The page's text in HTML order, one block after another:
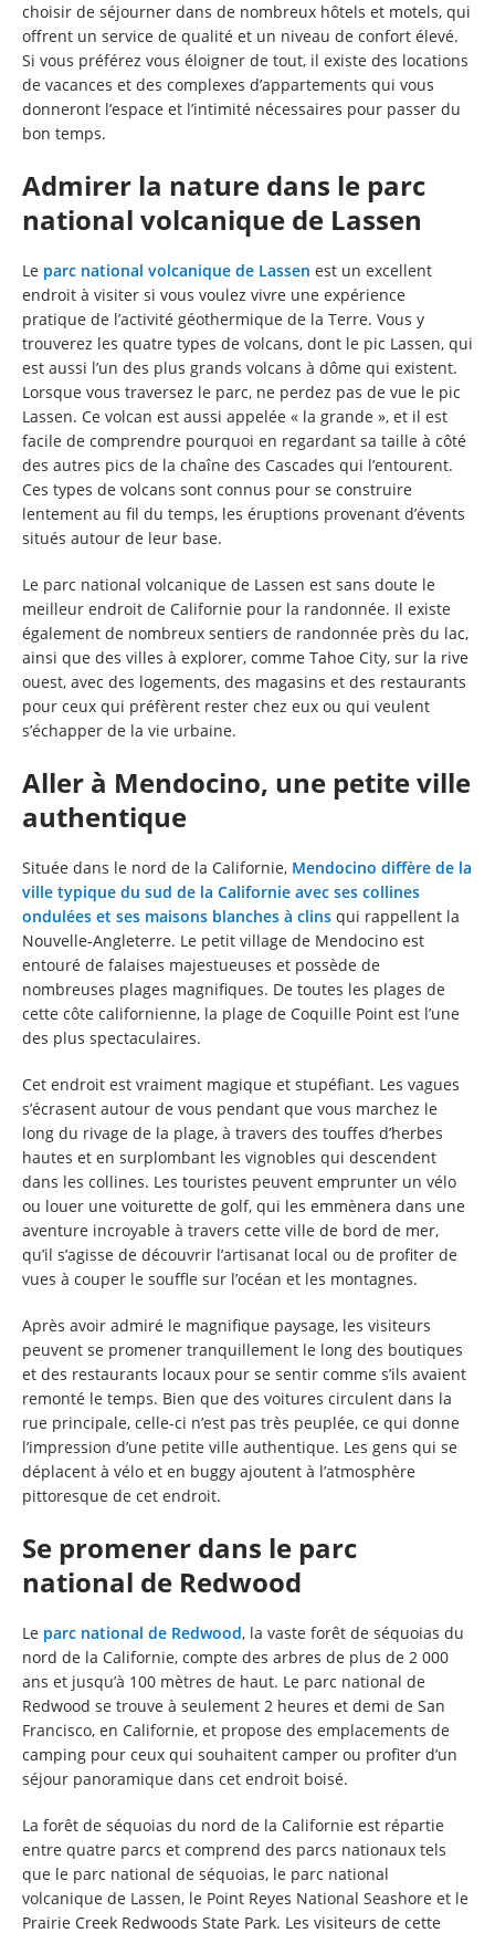
choisir de séjourner dans de nombreux hôtels et motels, qui
offrent un service de qualité et un niveau de confort élevé.
Si vous préférez vous éloigner de tout, il existe des locations
de vacances et des complexes d’appartements qui vous
donneront l’espace et l’intimité nécessaires pour passer du
bon temps.
Admirer la nature dans le parc
national volcanique de Lassen
Le parc national volcanique de Lassen est un excellent
endroit à visiter si vous voulez vivre une expérience
pratique de l’activité géothermique de la Terre. Vous y
trouverez les quatre types de volcans, dont le pic Lassen, qui
est aussi l’un des plus grands volcans à dôme qui existent.
Lorsque vous traversez le parc, ne perdez pas de vue le pic
Lassen. Ce volcan est aussi appelée « la grande », et il est
facile de comprendre pourquoi en regardant sa taille à côté
des autres pics de la chaîne des Cascades qui l’entourent.
Ces types de volcans sont connus pour se construire
lentement au fil du temps, les éruptions provenant d’évents
situés autour de leur base.
Le parc national volcanique de Lassen est sans doute le
meilleur endroit de Californie pour la randonnée. Il existe
également de nombreux sentiers de randonnée près du lac,
ainsi que des villes à explorer, comme Tahoe City, sur la rive
ouest, avec des logements, des magasins et des restaurants
pour ceux qui préfèrent rester chez eux ou qui veulent
s’échapper de la vie urbaine.
Aller à Mendocino, une petite ville
authentique
Située dans le nord de la Californie, Mendocino diffère de la
ville typique du sud de la Californie avec ses collines
ondulées et ses maisons blanches à clins qui rappellent la
Nouvelle-Angleterre. Le petit village de Mendocino est
entouré de falaises majestueuses et possède de
nombreuses plages magnifiques. De toutes les plages de
cette côte californienne, la plage de Coquille Point est l’une
des plus spectaculaires.
Cet endroit est vraiment magique et stupéfiant. Les vagues
s’écrasent autour de vous pendant que vous marchez le
long du rivage de la plage, à travers des touffes d’herbes
hautes et en surplombant les vignobles qui descendent
dans les collines. Les touristes peuvent emprunter un vélo
ou louer une voiturette de golf, qui les emmènera dans une
aventure incroyable à travers cette ville de bord de mer,
qu’il s’agisse de découvrir l’artisanat local ou de profiter de
vues à couper le souffle sur l’océan et les montagnes.
Après avoir admiré le magnifique paysage, les visiteurs
peuvent se promener tranquillement le long des boutiques
et des restaurants locaux pour se sentir comme s’ils avaient
remonté le temps. Bien que des voitures circulent dans la
rue principale, celle-ci n’est pas très peuplée, ce qui donne
l’impression d’une petite ville authentique. Les gens qui se
déplacent à vélo et en buggy ajoutent à l’atmosphère
pittoresque de cet endroit.
Se promener dans le parc
national de Redwood
Le parc national de Redwood, la vaste forêt de séquoias du
nord de la Californie, compte des arbres de plus de 2 000
ans et jusqu’à 100 mètres de haut. Le parc national de
Redwood se trouve à seulement 2 heures et demi de San
Francisco, en Californie, et propose des emplacements de
camping pour ceux qui souhaitent camper ou profiter d’un
séjour panoramique dans cet endroit boisé.
La forêt de séquoias du nord de la Californie est répartie
entre quatre parcs et comprend des parcs nationaux tels
que le parc national de séquoias, le parc national
volcanique de Lassen, le Point Reyes National Seashore et le
Prairie Creek Redwoods State Park. Les visiteurs de cette